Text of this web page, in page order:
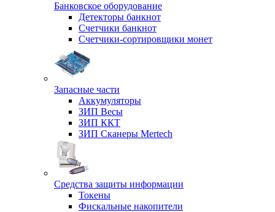
Банковское оборудование
Детекторы банкнот
Счетчики банкнот
Счетчики-сортировщики монет
Запасные части
Аккумуляторы
ЗИП Весы
ЗИП ККТ
ЗИП Сканеры Mertech
Средства защиты информации
Токены
Фискальные накопители